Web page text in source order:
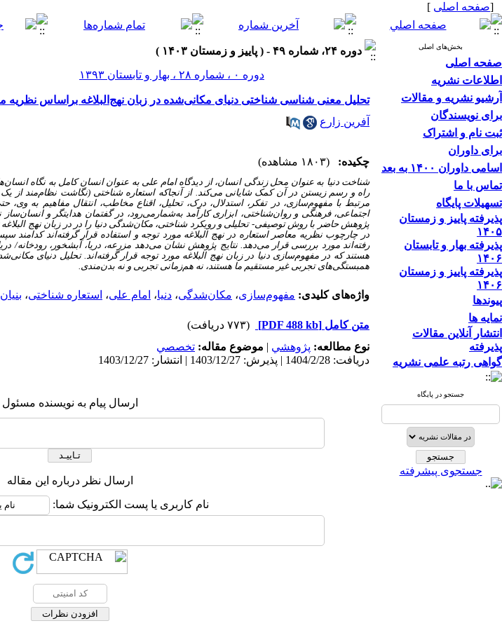
[صفحه اصلی ]
بخش‌های اصلی
صفحه اصلی
اطلاعات نشریه
آرشیو نشریه و مقالات
برای نویسندگان
ثبت نام و اشتراک
برای داوران
اسامی داوران ۱۴۰۰ به بعد
تماس با ما
تسهیلات پایگاه
پذیرفته پاییز و زمستان
۱۴۰۵
پذیرفته بهار و تابستان
۱۴۰۶
پذیرفته پاییز و زمستان
۱۴۰۶
پیوندها
نمایه ها
انتشار آنلاین مقالات
پذیرفته
گواهی رتبه علمی نشریه
جستجو در پایگاه
جستجوی پیشرفته
دوره ۲۴، شماره ۴۹ - ( پاییز و زمستان ۱۴۰۳ )
دوره ۰ ، شماره ۲۸ ، بهار و تابستان ۱۳۹۳
تحلیل معنی شناسی شناختی دنیای مکانی‌شده در زبان نهج‌البلاغه براساس نظریه
آفرین زارع
چکیده: (۱۸۰۳ مشاهده)
شناخت دنیا به عنوان محل زندگی انسان، از دیدگاه امام علی به عنوان انسان کامل به نگاه
راه و رسم زیستن در آن کمک شایانی می‌کند. از آنجاکه استعاره شناختی (نگاشت نظام‌مند از
مرتبط‌ با مفهوم‌سازی، در تفکر، استدلال، درک، تحلیل، اقناع مخاطب، انتقال مفاهیم به وی،
اجتماعی، فرهنگی و روان‌شناختی، ابزاری کارآمد به‌شمار‌می‌رود، در گفتمان هدایتگر و انسان‌ساز
پژوهش حاضر با روش توصیفی- تحلیلی و رویکرد شناختی، مکان‌شدگی دنیا را در در زبان نهج
در چارچوب نظریه معاصر استعاره در نهج البلاغه مورد توجه و استفاده قرار گرفته‌اند کدامند
رفته‌اند مورد بررسی قرار می‌دهد.نتایج پژوهش نشان می‌دهد مزرعه، دریا، آبشخور، رودخانه/
هستند که در مفهوم‌سازی دنیا در زبان نهج البلاغه مورد توجه قرار گرفته‌اند. تحلیل دنیای
همبستگی‌های تجربی غیر مستقیم ما هستند، نه هم‌زمانی تجربی و نه بدن‌مندی.
واژه‌های کلیدی: مفهوم‌سازی، مکان‌شدگی، دنیا، امام علی، استعاره شناختی،
متن کامل [PDF 488 kb]
(۷۷۳ دریافت)
نوع مطالعه: پژوهشي | موضوع مقاله: تخصصي
دریافت: 1404/2/28 | پذیرش: 1403/12/27 | انتشار: 1403/12/27
ارسال پیام به نویسنده مسئول
ارسال نظر درباره این مقاله
نام کاربری یا پست الکترونیک شما: